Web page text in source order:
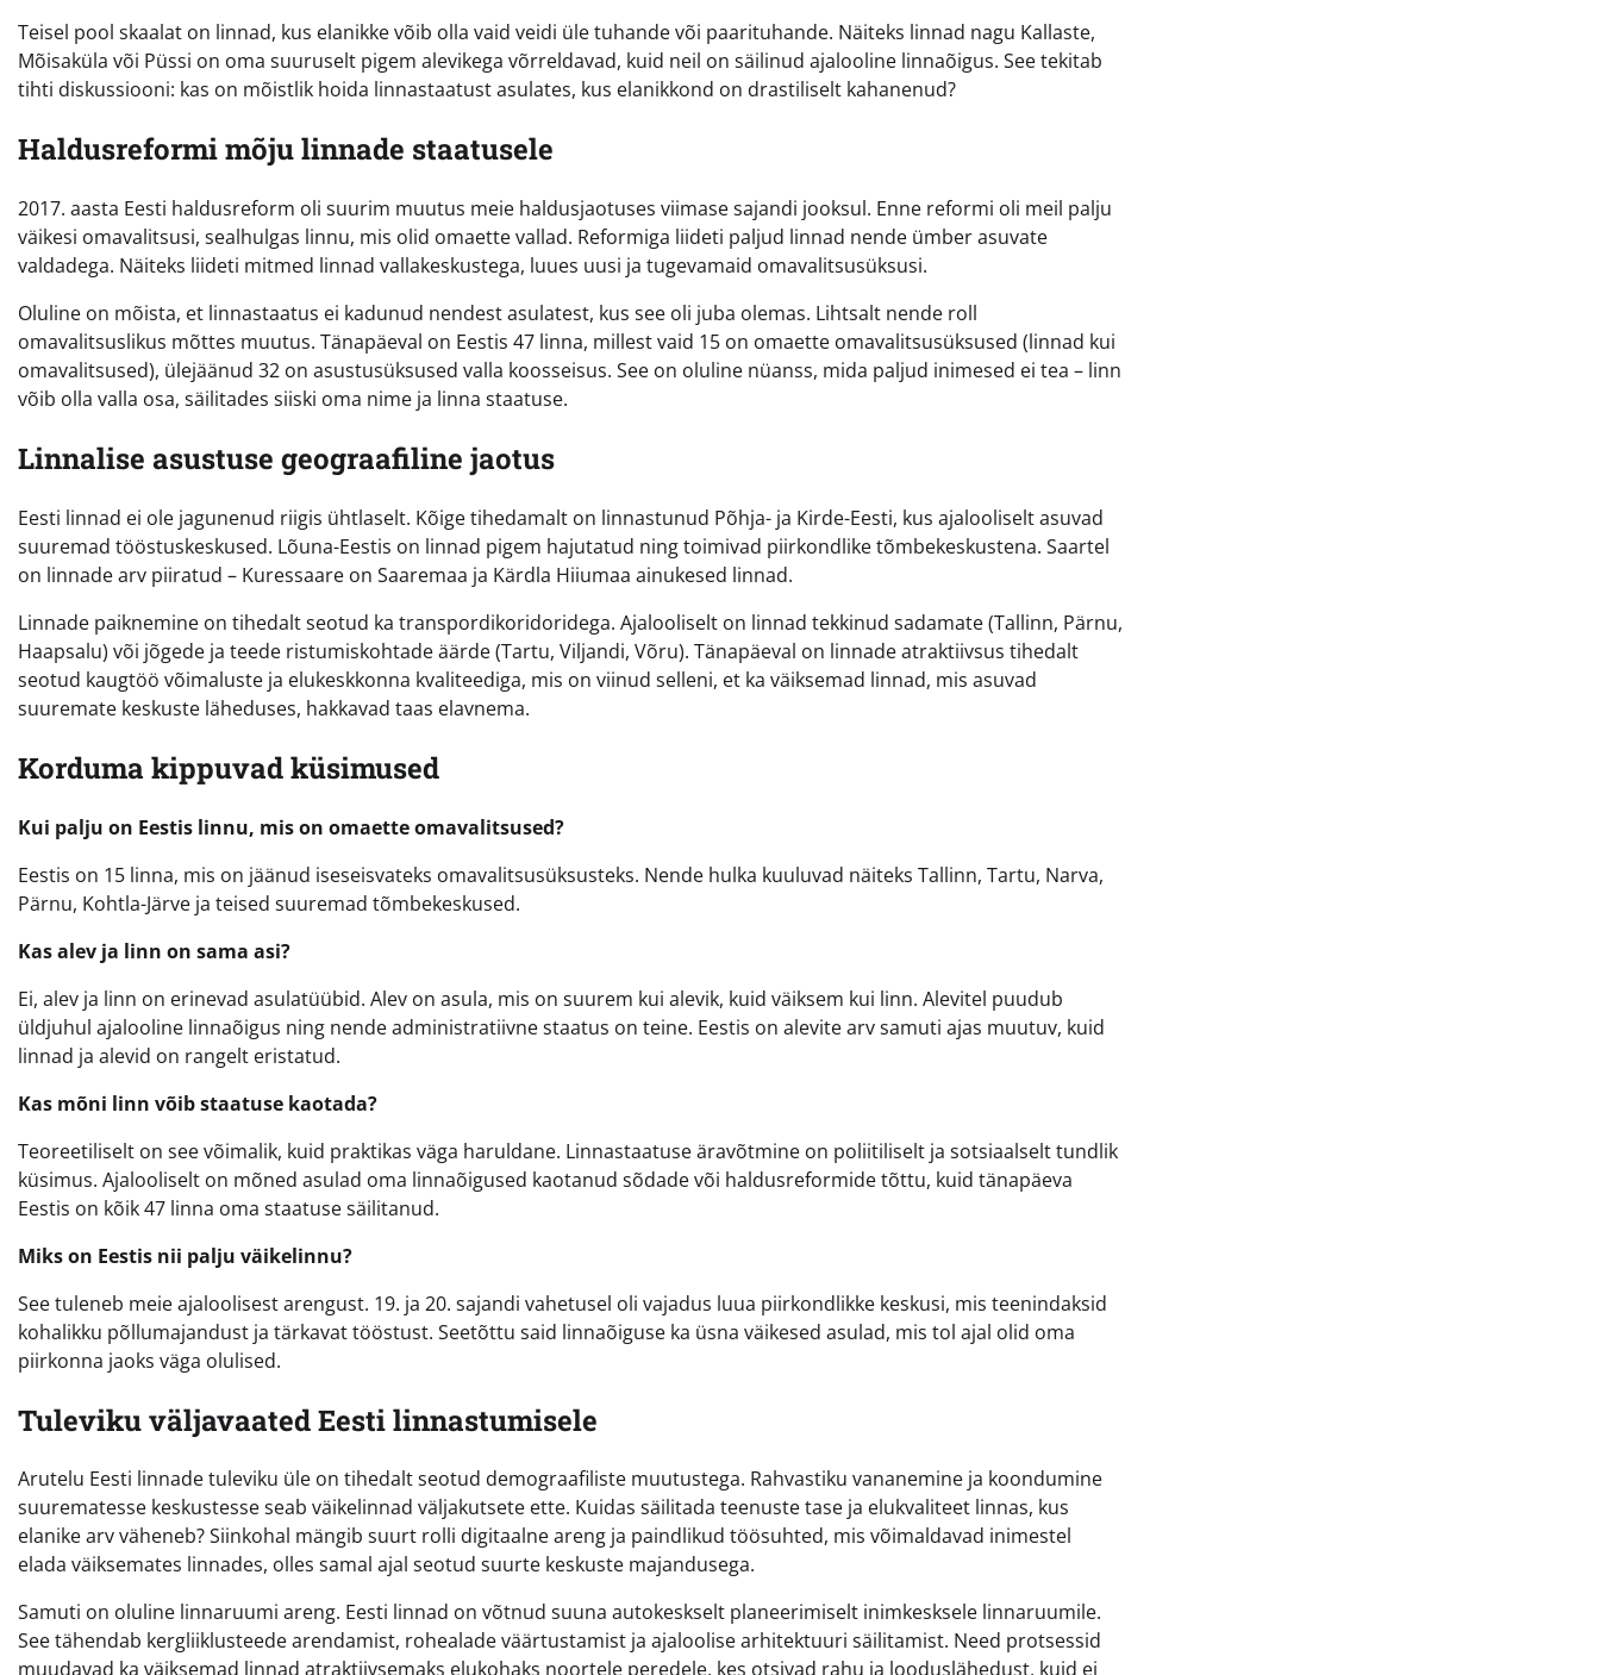
Teisel pool skaalat on linnad, kus elanikke võib olla vaid veidi üle tuhande või paarituhande. Näiteks linnad nagu Kallaste,
Mõisaküla või Püssi on oma suuruselt pigem alevikega võrreldavad, kuid neil on säilinud ajalooline linnaõigus. See tekitab
tihti diskussiooni: kas on mõistlik hoida linnastaatust asulates, kus elanikkond on drastiliselt kahanenud?
Haldusreformi mõju linnade staatusele
2017. aasta Eesti haldusreform oli suurim muutus meie haldusjaotuses viimase sajandi jooksul. Enne reformi oli meil palju
väikesi omavalitsusi, sealhulgas linnu, mis olid omaette vallad. Reformiga liideti paljud linnad nende ümber asuvate
valdadega. Näiteks liideti mitmed linnad vallakeskustega, luues uusi ja tugevamaid omavalitsusüksusi.
Oluline on mõista, et linnastaatus ei kadunud nendest asulatest, kus see oli juba olemas. Lihtsalt nende roll
omavalitsuslikus mõttes muutus. Tänapäeval on Eestis 47 linna, millest vaid 15 on omaette omavalitsusüksused (linnad kui
omavalitsused), ülejäänud 32 on asustusüksused valla koosseisus. See on oluline nüanss, mida paljud inimesed ei tea – linn
võib olla valla osa, säilitades siiski oma nime ja linna staatuse.
Linnalise asustuse geograafiline jaotus
Eesti linnad ei ole jagunenud riigis ühtlaselt. Kõige tihedamalt on linnastunud Põhja- ja Kirde-Eesti, kus ajalooliselt asuvad
suuremad tööstuskeskused. Lõuna-Eestis on linnad pigem hajutatud ning toimivad piirkondlike tõmbekeskustena. Saartel
on linnade arv piiratud – Kuressaare on Saaremaa ja Kärdla Hiiumaa ainukesed linnad.
Linnade paiknemine on tihedalt seotud ka transpordikoridoridega. Ajalooliselt on linnad tekkinud sadamate (Tallinn, Pärnu,
Haapsalu) või jõgede ja teede ristumiskohtade äärde (Tartu, Viljandi, Võru). Tänapäeval on linnade atraktiivsus tihedalt
seotud kaugtöö võimaluste ja elukeskkonna kvaliteediga, mis on viinud selleni, et ka väiksemad linnad, mis asuvad
suuremate keskuste läheduses, hakkavad taas elavnema.
Korduma kippuvad küsimused
Kui palju on Eestis linnu, mis on omaette omavalitsused?
Eestis on 15 linna, mis on jäänud iseseisvateks omavalitsusüksusteks. Nende hulka kuuluvad näiteks Tallinn, Tartu, Narva,
Pärnu, Kohtla-Järve ja teised suuremad tõmbekeskused.
Kas alev ja linn on sama asi?
Ei, alev ja linn on erinevad asulatüübid. Alev on asula, mis on suurem kui alevik, kuid väiksem kui linn. Alevitel puudub
üldjuhul ajalooline linnaõigus ning nende administratiivne staatus on teine. Eestis on alevite arv samuti ajas muutuv, kuid
linnad ja alevid on rangelt eristatud.
Kas mõni linn võib staatuse kaotada?
Teoreetiliselt on see võimalik, kuid praktikas väga haruldane. Linnastaatuse äravõtmine on poliitiliselt ja sotsiaalselt tundlik
küsimus. Ajalooliselt on mõned asulad oma linnaõigused kaotanud sõdade või haldusreformide tõttu, kuid tänapäeva
Eestis on kõik 47 linna oma staatuse säilitanud.
Miks on Eestis nii palju väikelinnu?
See tuleneb meie ajaloolisest arengust. 19. ja 20. sajandi vahetusel oli vajadus luua piirkondlikke keskusi, mis teenindaksid
kohalikku põllumajandust ja tärkavat tööstust. Seetõttu said linnaõiguse ka üsna väikesed asulad, mis tol ajal olid oma
piirkonna jaoks väga olulised.
Tuleviku väljavaated Eesti linnastumisele
Arutelu Eesti linnade tuleviku üle on tihedalt seotud demograafiliste muutustega. Rahvastiku vananemine ja koondumine
suurematesse keskustesse seab väikelinnad väljakutsete ette. Kuidas säilitada teenuste tase ja elukvaliteet linnas, kus
elanike arv väheneb? Siinkohal mängib suurt rolli digitaalne areng ja paindlikud töösuhted, mis võimaldavad inimestel
elada väiksemates linnades, olles samal ajal seotud suurte keskuste majandusega.
Samuti on oluline linnaruumi areng. Eesti linnad on võtnud suuna autokeskselt planeerimiselt inimkesksele linnaruumile.
See tähendab kergliiklusteede arendamist, rohealade väärtustamist ja ajaloolise arhitektuuri säilitamist. Need protsessid
muudavad ka väiksemad linnad atraktiivsemaks elukohaks noortele peredele, kes otsivad rahu ja looduslähedust, kuid ei